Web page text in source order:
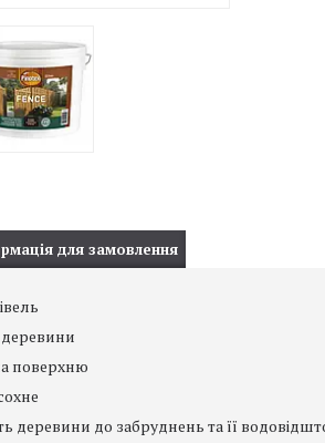
для замовлення
поверхню
деревини до забруднень та її